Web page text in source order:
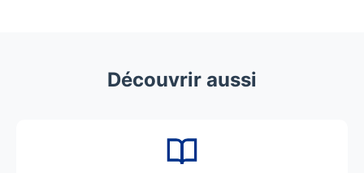
Découvrir aussi